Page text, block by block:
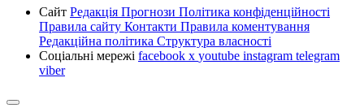
Сайт Редакція Прогнози Політика конфіденційності
Правила сайту Контакти Правила коментування
Редакційна політика Структура власності
Соціальні мережі facebook x youtube instagram telegram
viber